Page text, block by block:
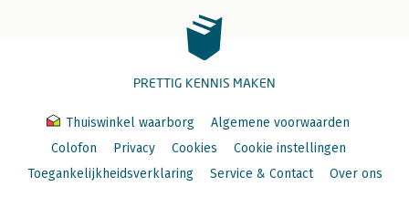
PRETTIG KENNIS MAKEN
Thuiswinkel waarborg
Algemene voorwaarden
Colofon
Privacy Cookies
Cookie instellingen
Toegankelijkheidsverklaring
Service & Contact Over ons